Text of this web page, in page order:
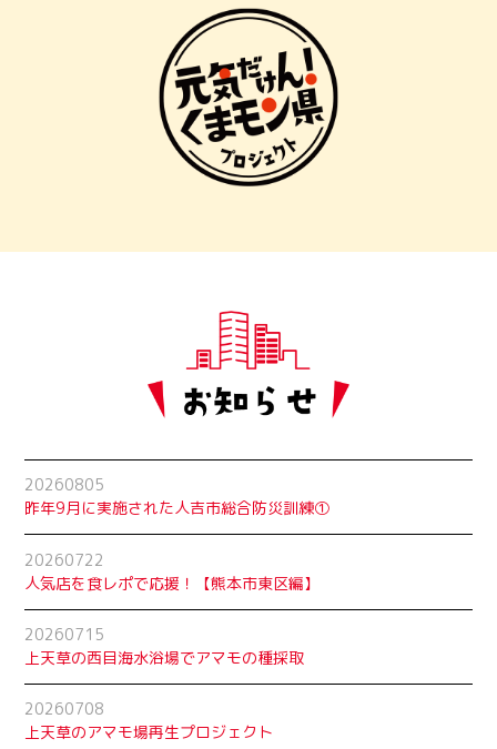
20260805
昨年9月に実施された人吉市総合防災訓練①
20260722
人気店を食レポで応援！【熊本市東区編】
20260715
上天草の西目海水浴場でアマモの種採取
20260708
上天草のアマモ場再生プロジェクト